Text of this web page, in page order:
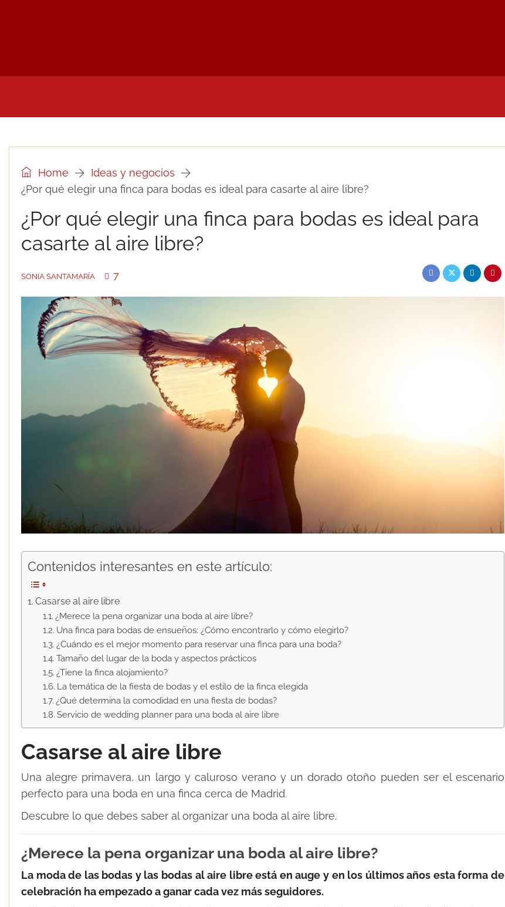
Home
Ideas y negocios
¿Por qué elegir una finca para bodas es ideal para casarte al aire libre?
¿Por qué elegir una finca para bodas es ideal para
casarte al aire libre?
SONIA SANTAMARÍA 7
Contenidos interesantes en este artículo:
Casarse al aire libre
¿Merece la pena organizar una boda al aire libre?
Una finca para bodas de ensueños: ¿Cómo encontrarlo y cómo elegirlo?
¿Cuándo es el mejor momento para reservar una finca para una boda?
Tamaño del lugar de la boda y aspectos prácticos
¿Tiene la finca alojamiento?
La temática de la fiesta de bodas y el estilo de la finca elegida
¿Qué determina la comodidad en una fiesta de bodas?
Servicio de wedding planner para una boda al aire libre
Casarse al aire libre
Una alegre primavera, un largo y caluroso verano y un dorado otoño pueden ser el escenario
perfecto para una boda en una finca cerca de Madrid.
Descubre lo que debes saber al organizar una boda al aire libre.
¿Merece la pena organizar una boda al aire libre?
La moda de las bodas y las bodas al aire libre está en auge y en los últimos años esta forma de
celebración ha empezado a ganar cada vez más seguidores.